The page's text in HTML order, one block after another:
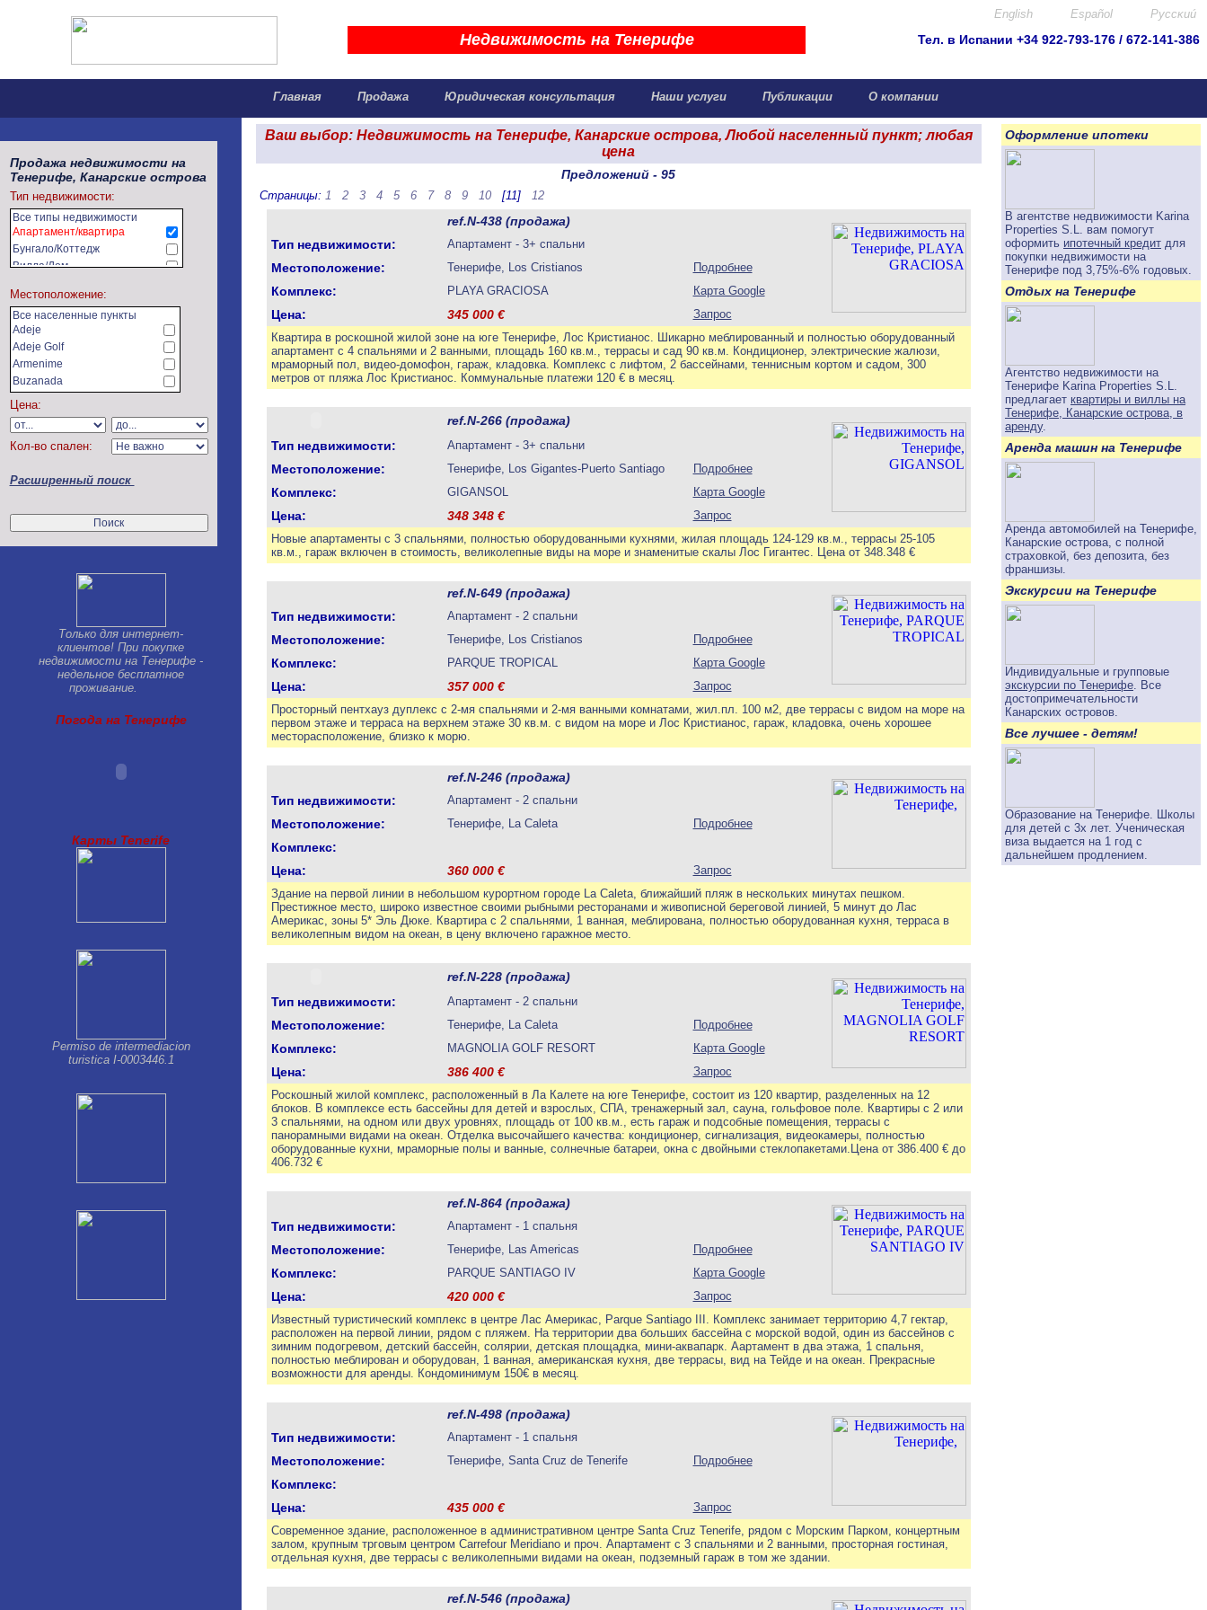
English Español Pyccκuú
Недвижимость на Тенерифе Тел. в Испании +34 922-793-176 / 672-141-386
Главная Продажа Юридическая консультация Наши услуги Публикации О компании
Продажа недвижимости на
Тенерифе, Канарские острова
Тип недвижимости:
Все типы недвижимости
Апартамент/квартира
Бунгало/Коттедж
Вилла/Дом
Коммерческая недвижимость
Сельхозугодья/фермы
Местоположение:
Все населенные пункты
Adeje
Adeje Golf
Armenime
Buzanada
Callao Salvaje
Chayofa
Chirche
Costa del Silencio
El Tanque
Granadilla
Guargacho
La Laguna
La Orotava
La Quinta
Las Chafiras
Playa Paraiso
Playa San Juan
Цена:
Кол-во спален:
Расширенный поиск
Только для интернет-
клиентов! При покупке
недвижимости на Тенерифе -
недельное бесплатное
проживание.
Погода на Тенерифе
Карты Tenerife
Permiso de intermediacion
turistica I-0003446.1
Ваш выбор: Недвижимость на Тенерифе, Канарские острова, Любой населенный пункт; любая
цена
Предложений - 95
Страницы: 1 2 3 4 5 6 7 8 9 10[11] 12
ref.N-438 (продажа)
Тип недвижимости:
Апартамент - 3+ спальни
Местоположение: Тенерифе, Los Cristianos Подробнее
Комплекс: PLAYA GRACIOSA Карта Google
Цена: 345 000€
Запрос
Квартира в роскошной жилой зоне на юге Тенерифе, Лос Кристианос. Шикарно меблированный и полностью оборудованный
апартамент с 4 спальнями и 2 ванными, площадь 160 кв.м., террасы и сад 90 кв.м. Кондиционер, электрические жалюзи,
мраморный пол, видео-домофон, гараж, кладовка. Комплекс с лифтом, 2 бассейнами, теннисным кортом и садом, 300
метров от пляжа Лос Кристианос. Коммунальные платежи 120 € в месяц.
ref.N-266 (продажа)
Тип недвижимости:
Апартамент - 3+ спальни
Местоположение: Тенерифе, Los Gigantes-Puerto Santiago Подробнее
Комплекс: GIGANSOL Карта Google
Цена: 348 348€
Запрос
Новые апартаменты с 3 спальнями, полностью оборудованными кухнями, жилая площадь 124-129 кв.м., террасы 25-105
кв.м., гараж включен в стоимость, великолепные виды на море и знаменитые скалы Лос Гигантес. Цена от 348.348 €
ref.N-649 (продажа)
Тип недвижимости:
Апартамент - 2 спальни
Местоположение: Тенерифе, Los Cristianos Подробнее
Комплекс: PARQUE TROPICAL Карта Google
Цена: 357 000€
Запрос
Просторный пентхауз дуплекс с 2-мя спальнями и 2-мя ванными комнатами, жил.пл. 100 м2, две террасы с видом на море на
первом этаже и терраса на верхнем этаже 30 кв.м. с видом на море и Лос Кристианос, гараж, кладовка, очень хорошее
месторасположение, близко к морю.
ref.N-246 (продажа)
Тип недвижимости:
Апартамент - 2 спальни
Местоположение: Тенерифе, La Caleta Подробнее
Комплекс:
Цена:
360 000€
Запрос
Здание на первой линии в небольшом курортном городе La Caleta, ближайший пляж в нескольких минутах пешком.
Престижное место, широко известное своими рыбными ресторанами и живописной береговой линией, 5 минут до Лас
Америкас, зоны 5* Эль Дюке. Квартира с 2 спальнями, 1 ванная, меблирована, полностью оборудованная кухня, терраса в
великолепным видом на океан, в цену включено гаражное место.
ref.N-228 (продажа)
Тип недвижимости:
Апартамент - 2 спальни
Местоположение: Тенерифе, La Caleta Подробнее
Комплекс: MAGNOLIA GOLF RESORT Карта Google
Цена: 386 400€
Запрос
Роскошный жилой комплекс, расположенный в Ла Калете на юге Тенерифе, состоит из 120 квартир, разделенных на 12
блоков. В комплексе есть бассейны для детей и взрослых, СПА, тренажерный зал, сауна, гольфовое поле. Квартиры с 2 или
3 спальнями, на одном или двух уровнях, площадь от 100 кв.м., есть гараж и подсобные помещения, террасы с
панорамными видами на океан. Отделка высочайшего качества: кондиционер, сигнализация, видеокамеры, полностью
оборудованные кухни, мраморные полы и ванные, солнечные батареи, окна с двойными стеклопакетами.Цена от 386.400 € до
406.732 €
ref.N-864 (продажа)
Тип недвижимости:
Апартамент - 1 спальня
Местоположение: Тенерифе, Las Americas Подробнее
Комплекс: PARQUE SANTIAGO IV Карта Google
Цена: 420 000€
Запрос
Известный туристический комплекс в центре Лас Америкас, Parque Santiago III. Комплекс занимает территорию 4,7 гектар,
расположен на первой линии, рядом с пляжем. На территории два больших бассейна с морской водой, один из бассейнов с
зимним подогревом, детский бассейн, солярии, детская площадка, мини-аквапарк. Аартамент в два этажа, 1 спальня,
полностью меблирован и оборудован, 1 ванная, американская кухня, две террасы, вид на Тейде и на океан. Прекрасные
возможности для аренды. Кондоминимум 150€ в месяц.
ref.N-498 (продажа)
Тип недвижимости:
Апартамент - 1 спальня
Местоположение: Тенерифе, Santa Cruz de Tenerife Подробнее
Комплекс:
Цена:
435 000€
Запрос
Современное здание, расположенное в административном центре Santa Cruz Tenerife, рядом с Морским Парком, концертным
залом, крупным трговым центром Carrefour Meridiano и проч. Апартамент с 3 спальнями и 2 ванными, просторная гостиная,
отдельная кухня, две террасы с великолепными видами на океан, подземный гараж в том же здании.
ref.N-546 (продажа)
Оформление ипотеки
В агентстве недвижимости Karina
Properties S.L. вам помогут
оформить ипотечный кредит для
покупки недвижимости на
Тенерифе под 3,75%-6% годовых.
Отдых на Тенерифе
Агентство недвижимости на
Тенерифе Karina Properties S.L.
предлагает квартиры и виллы на
Тенерифе, Канарские острова, в
аренду.
Аренда машин на Тенерифе
Аренда автомобилей на Тенерифе,
Канарские острова, с полной
страховкой, без депозита, без
франшизы.
Экскурсии на Тенерифе
Индивидуальные и групповые
экскурсии по Тенерифе. Все
достопримечательности
Канарских островов.
Все лучшее - детям!
Образование на Тенерифе. Школы
для детей с 3х лет. Ученическая
виза выдается на 1 год с
дальнейшем продлением.